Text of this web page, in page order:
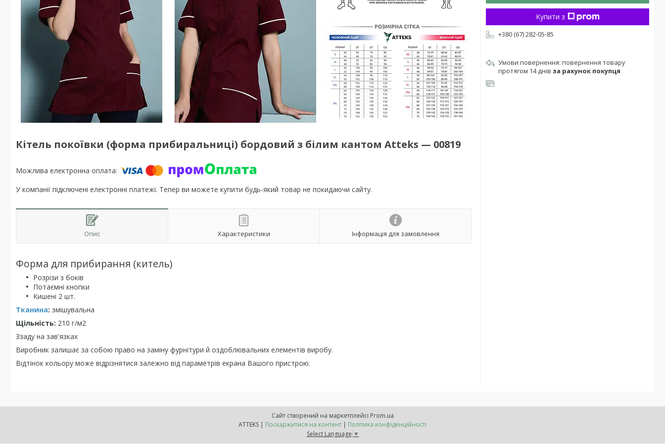
Кітель покоївки (форма прибиральниці) бордовий з білим кантом Atteks — 00819
У компанії підключені електронні платежі. Тепер ви можете купити будь-який товар не покидаючи сайту.
Опис Характеристики Інформація для замовлення
Форма для прибирання (китель)
Розрізи з боків
Потаємні кнопки
Кишені 2 шт.
Тканина: змішувальна
Щільність: 210 г/м2
Ззаду на зав'язках
Виробник залишає за собою право на заміну фурнітури й оздоблювальних елементів виробу.
Відтінок кольору може відрізнятися залежно від параметрів екрана Вашого пристрою.
Купити з
+380 (67) 282-05-85
повернення товару
протягом 14 днів за рахунок покупця
Сайт створений на маркетплейсі Prom.ua
ATTEKS | Поскаржитися на контент | Політика конфіденційності
Select Language ▼